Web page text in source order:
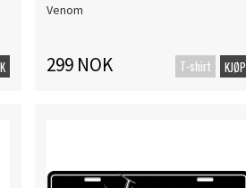
Venom
299 NOK T-shirt KJØP